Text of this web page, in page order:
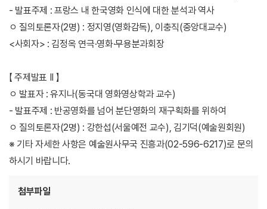
- 발표주제 : 프랑스 내 한국영화 인식에 대한 분석과 역사
ㅇ 질의토론자(2명) : 정지영(영화감독), 이충직(중앙대교수)
<사회자> : 김정옥 연극·영화·무용분과회장
【 주제발표 II 】
ㅇ 발표자 : 유지나(동국대 영화영상학과 교수)
- 발표주제 : 반공영화를 넘어 분단영화의 재구획화를 위하여
ㅇ 질의토론자(2명) : 강한섭(서울예전 교수), 김기덕(예술원회원)
※ 기타 자세한 사항은 예술원사무국 진흥과(02-596-6217)로 문의
하시기 바랍니다.
첨부파일